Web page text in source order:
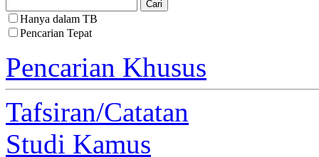
Hanya dalam TB
Pencarian Tepat
Pencarian Khusus
Tafsiran/Catatan
Studi Kamus